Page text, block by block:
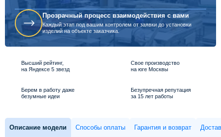
Прозрачный процесс взаимодействия с вами
Каждый этап под вашим контролем от заявки до установки
изделий на объекте заказчика.
Высший рейтинг,
на Яндексе 5 звезд
Свое производство
на юге Москвы
Берем в работу даже
безумные идеи
Безупречная репутация
за 15 лет работы
Описание модели Способы оплаты Гарантия и возврат